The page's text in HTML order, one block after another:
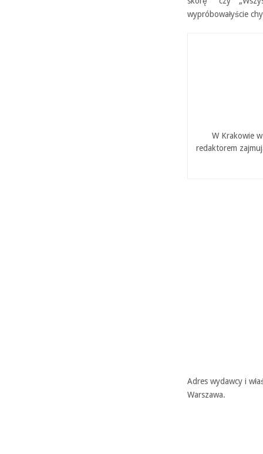
wypróbowałyście
W Krakowie
redaktorem
Adres wydawcy i
Warszawa.